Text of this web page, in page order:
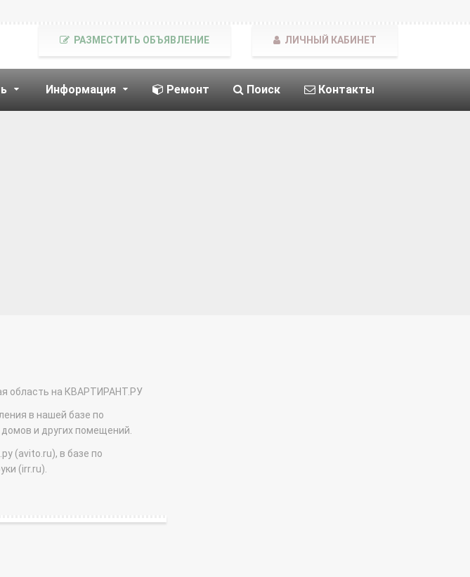
Информация Ремонт Поиск Контакты
РАЗМЕСТИТЬ ОБЪЯВЛЕНИЕ ЛИЧНЫЙ КАБИНЕТ
область на КВАРТИРАНТ.РУ
в нашей базе по
и других помещений.
(avito.ru), в базе по
(irr.ru).